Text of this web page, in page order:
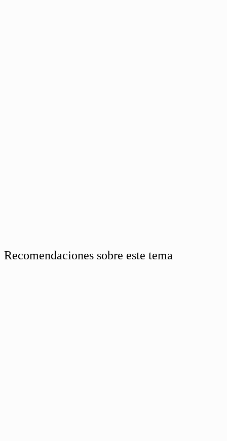
Recomendaciones sobre este tema